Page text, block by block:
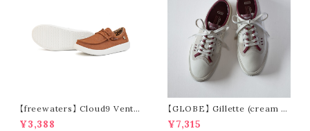
【freewaters】 Cloud9 Ventu
re - Lace Up (brown)
¥3,388
【GLOBE】 Gillette (cream /
pomegranate)
¥7,315